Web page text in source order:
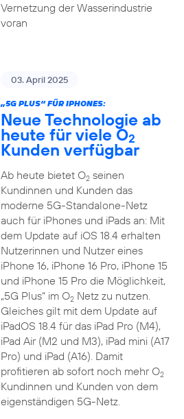
Vernetzung der Wasserindustrie
voran
03. April 2025
„5G PLUS“ FÜR IPHONES:
Neue Technologie ab
heute für viele O2
Kunden verfügbar
Ab heute bietet O2seinen
Kundinnen und Kunden das
moderne 5G-Standalone-Netz
auch für iPhones und iPads an: Mit
dem Update auf iOS 18.4 erhalten
Nutzerinnen und Nutzer eines
iPhone 16, iPhone 16 Pro, iPhone 15
und iPhone 15 Pro die Möglichkeit,
„5G Plus“ im O2Netz zu nutzen.
Gleiches gilt mit dem Update auf
iPadOS 18.4 für das iPad Pro (M4),
iPad Air (M2 und M3), iPad mini (A17
Pro) und iPad (A16). Damit
profitieren ab sofort noch mehr O2
Kundinnen und Kunden von dem
eigenständigen 5G-Netz.